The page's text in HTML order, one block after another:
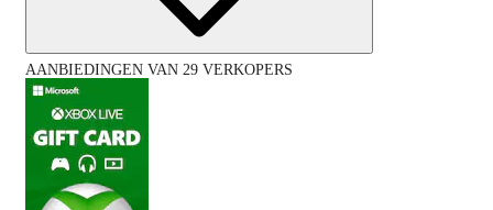
AANBIEDINGEN VAN 29 VERKOPERS